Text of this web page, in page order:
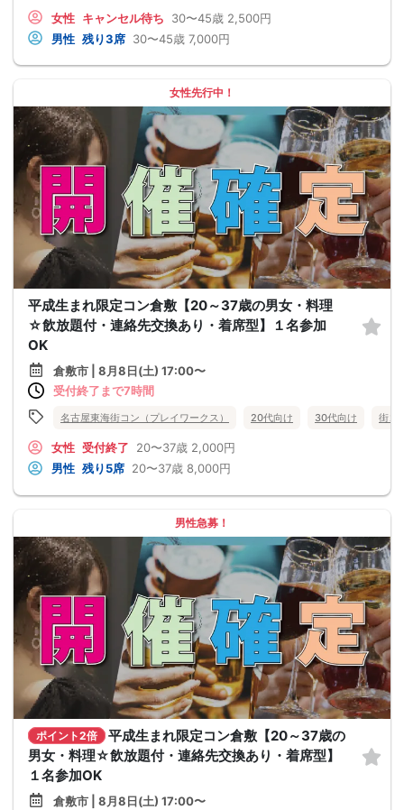
女性 キャンセル待ち 30〜45歳 2,500円
男性 残り3席 30〜45歳 7,000円
女性先行中！
平成生まれ限定コン倉敷【20～37歳の男女・料理
☆飲放題付・連絡先交換あり・着席型】１名参加
OK
倉敷市 | 8月8日(土) 17:00〜
受付終了まで7時間
名古屋東海街コン（プレイワークス） 20代向け 30代向け 街コ
女性 受付終了 20〜37歳 2,000円
男性 残り5席 20〜37歳 8,000円
男性急募！
ポイント2倍
平成生まれ限定コン倉敷【20～37歳の
男女・料理☆飲放題付・連絡先交換あり・着席型】
１名参加OK
倉敷市 | 8月8日(土) 17:00〜